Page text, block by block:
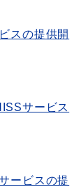
スの提供開
サービス
ービスの提